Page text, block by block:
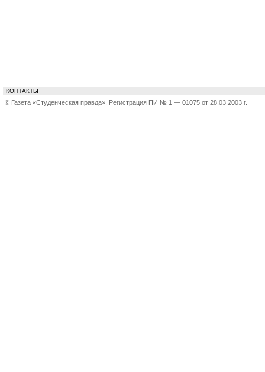
КОНТАКТЫ
© Газета «Студенческая правда». Регистрация ПИ № 1 — 01075 от 28.03.2003 г.